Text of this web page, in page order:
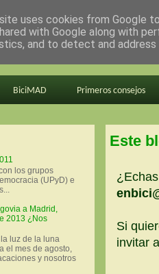
madrid
BiciMAD Primeros consejos
Este
Si
invitar
los grupos
(UPyD) e
a Madrid,
2013 ¿Nos
luz de la luna
el mes de agosto,
y nosotros
uses cookies from Google
with Google along with
and to detect and address